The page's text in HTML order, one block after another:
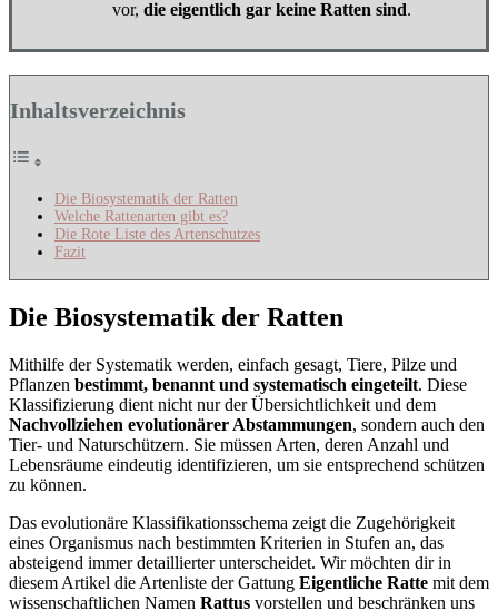
vor, die eigentlich gar keine Ratten sind.
Inhaltsverzeichnis
Die Biosystematik der Ratten
Welche Rattenarten gibt es?
Die Rote Liste des Artenschutzes
Fazit
Die Biosystematik der Ratten
Mithilfe der Systematik werden, einfach gesagt, Tiere, Pilze und
Pflanzen bestimmt, benannt und systematisch eingeteilt. Diese
Klassifizierung dient nicht nur der Übersichtlichkeit und dem
Nachvollziehen evolutionärer Abstammungen, sondern auch den
Tier- und Naturschützern. Sie müssen Arten, deren Anzahl und
Lebensräume eindeutig identifizieren, um sie entsprechend schützen
zu können.
Das evolutionäre Klassifikationsschema zeigt die Zugehörigkeit
eines Organismus nach bestimmten Kriterien in Stufen an, das
absteigend immer detaillierter unterscheidet. Wir möchten dir in
diesem Artikel die Artenliste der Gattung Eigentliche Ratte mit dem
wissenschaftlichen Namen Rattus vorstellen und beschränken uns